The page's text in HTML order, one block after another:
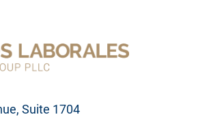
Suite 1704